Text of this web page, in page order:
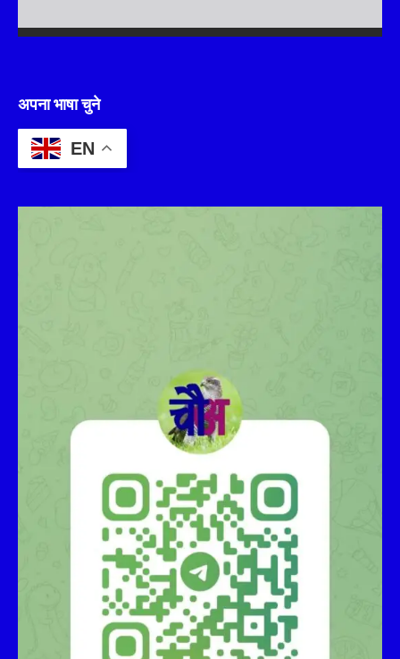
अपना भाषा चुने
EN